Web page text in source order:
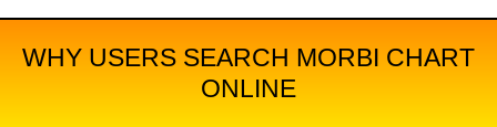
WHY USERS SEARCH MORBI CHART
ONLINE